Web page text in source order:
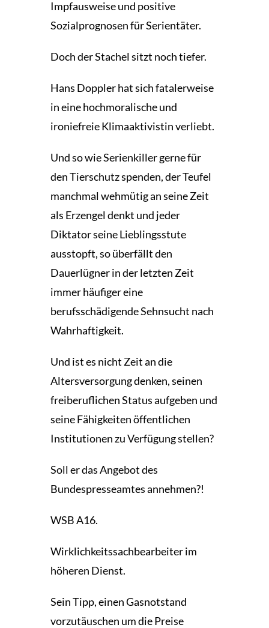
Impfausweise und positive
Sozialprognosen für Serientäter.
Doch der Stachel sitzt noch tiefer.
Hans Doppler hat sich fatalerweise
in eine hochmoralische und
ironiefreie Klimaaktivistin verliebt.
Und so wie Serienkiller gerne für
den Tierschutz spenden, der Teufel
manchmal wehmütig an seine Zeit
als Erzengel denkt und jeder
Diktator seine Lieblingsstute
ausstopft, so überfällt den
Dauerlügner in der letzten Zeit
immer häufiger eine
berufsschädigende Sehnsucht nach
Wahrhaftigkeit.
Und ist es nicht Zeit an die
Altersversorgung denken, seinen
freiberuflichen Status aufgeben und
seine Fähigkeiten öffentlichen
Institutionen zu Verfügung stellen?
Soll er das Angebot des
Bundespresseamtes annehmen?!
WSB A16.
Wirklichkeitssachbearbeiter im
höheren Dienst.
Sein Tipp, einen Gasnotstand
vorzutäuschen um die Preise